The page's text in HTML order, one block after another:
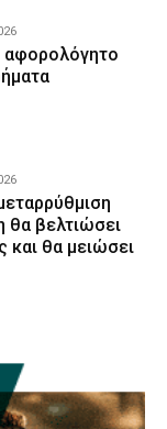
αφορολόγητο
θα βελτιώσει
και θα μειώσει